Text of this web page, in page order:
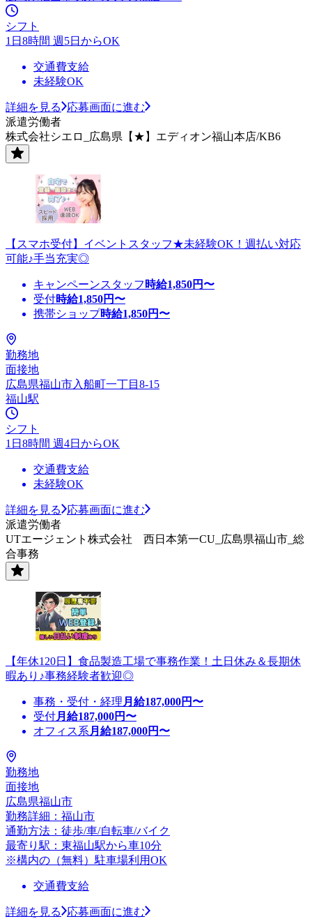
シフト
1日8時間 週5日からOK
交通費支給
未経験OK
詳細を見る
応募画面に進む
派遣労働者
株式会社シエロ_広島県【★】エディオン福山本店/KB6
【スマホ受付】イベントスタッフ★未経験OK！週払い対応
可能♪手当充実◎
キャンペーンスタッフ 時給1,850円〜
受付時給1,850円〜
携帯ショップ時給1,850円〜
勤務地
面接地
広島県福山市入船町一丁目8-15
福山駅
シフト
1日8時間 週4日からOK
交通費支給
未経験OK
詳細を見る
応募画面に進む
派遣労働者
UTエージェント株式会社 西日本第一CU_広島県福山市_総
合事務
【年休120日】食品製造工場で事務作業！土日休み＆長期休
暇あり♪事務経験者歓迎◎
事務・受付・経理 月給187,000円〜
受付月給187,000円〜
オフィス系 月給187,000円〜
勤務地
面接地
広島県福山市
勤務詳細：福山市
通勤方法：徒歩/車/自転車/バイク
最寄り駅：東福山駅から車10分
※構内の（無料）駐車場利用OK
交通費支給
詳細を見る
応募画面に進む